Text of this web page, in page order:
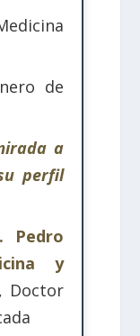
de
a
perfil
Pedro
y
Doctor